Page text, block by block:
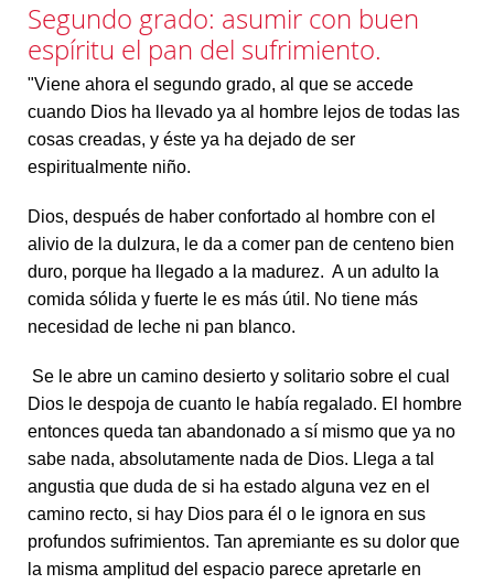
Segundo grado: asumir con buen
espíritu el pan del sufrimiento.
"Viene ahora el segundo grado, al que se accede
cuando Dios ha llevado ya al hombre lejos de todas las
cosas creadas, y éste ya ha dejado de ser
espiritualmente niño.
Dios, después de haber confortado al hombre con el
alivio de la dulzura, le da a comer pan de centeno bien
duro, porque ha llegado a la madurez. A un adulto la
comida sólida y fuerte le es más útil. No tiene más
necesidad de leche ni pan blanco.
Se le abre un camino desierto y solitario sobre el cual
Dios le despoja de cuanto le había regalado. El hombre
entonces queda tan abandonado a sí mismo que ya no
sabe nada, absolutamente nada de Dios. Llega a tal
angustia que duda de si ha estado alguna vez en el
camino recto, si hay Dios para él o le ignora en sus
profundos sufrimientos. Tan apremiante es su dolor que
la misma amplitud del espacio parece apretarle en